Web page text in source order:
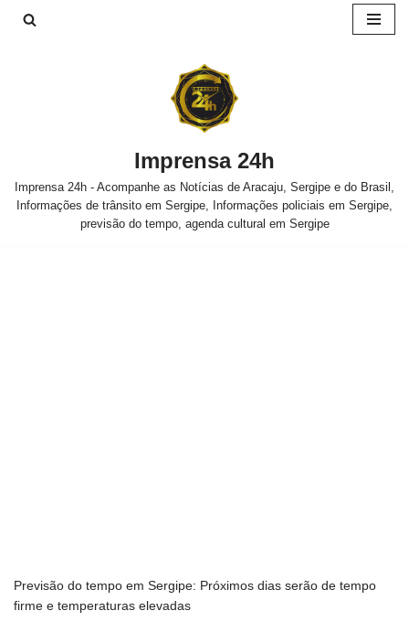
Imprensa 24h
Imprensa 24h - Acompanhe as Notícias de Aracaju, Sergipe e do Brasil,
Informações de trânsito em Sergipe, Informações policiais em Sergipe,
previsão do tempo, agenda cultural em Sergipe
Previsão do tempo em Sergipe: Próximos dias serão de tempo
firme e temperaturas elevadas